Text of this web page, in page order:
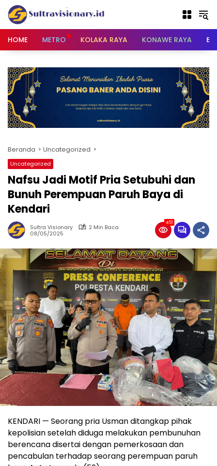
Langsung
konten
HOME
METRO KOLAKA RAYA KONAWE RAYA
Beranda Uncategorized
Uncategorized
Nafsu Jadi Motif Pria Setubuhi dan
Bunuh Perempuan Paruh Baya di
Kendari
Sultra Visionary
2 Min Baca
08/05/2025
451
KENDARI — Seorang pria Usman ditangkap pihak
kepolisian setelah diduga melakukan pembunuhan
berencana disertai dengan pemerkosaan dan
pencabulan terhadap seorang perempuan paruh